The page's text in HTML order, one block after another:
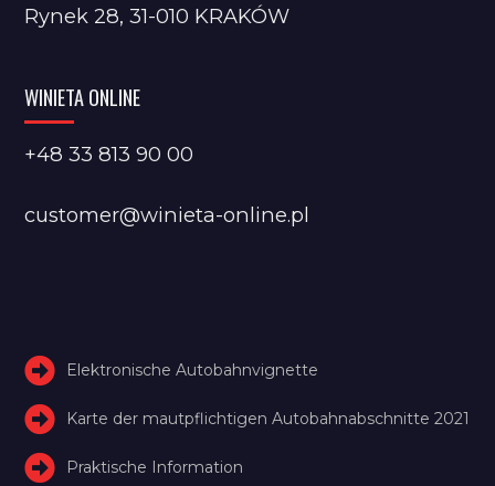
Rynek 28, 31-010 KRAKÓW
WINIETA ONLINE
+48 33 813 90 00
customer@winieta-online.pl
Elektronische Autobahnvignette
Karte der mautpflichtigen Autobahnabschnitte 2021
Praktische Information